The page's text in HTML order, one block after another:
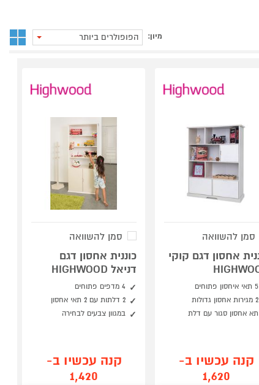
מיון: הפופולרים ביותר
סמן להשוואה
אחסון דגם קוקי
5 תאי איחסון פתוחים
2 מגירות אחסון גדולות
תא אחסון סגור עם דלת
קנה עכשיו ב-
1,620
סמן להשוואה
כוננית אחסון דגם
דניאל HIGHWOOD
4 מדפים פתוחים
2 דלתות עם 2 תאי אחסון
במגוון צבעים לבחירה
קנה עכשיו ב-
1,420